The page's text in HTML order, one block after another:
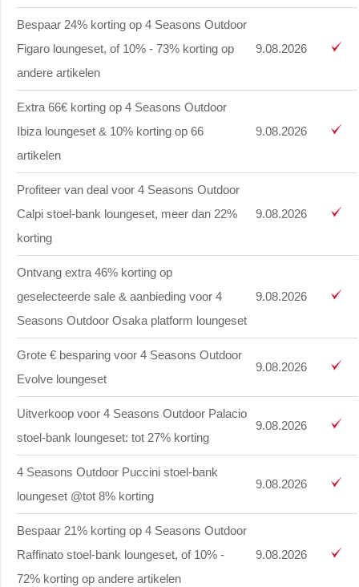
Bespaar 24% korting op 4 Seasons Outdoor
Figaro loungeset, of 10% - 73% korting op
andere artikelen
9.08.2026
Extra 66€ korting op 4 Seasons Outdoor
Ibiza loungeset & 10% korting op 66
artikelen
9.08.2026
Profiteer van deal voor 4 Seasons Outdoor
Calpi stoel-bank loungeset, meer dan 22%
korting
9.08.2026
Ontvang extra 46% korting op
geselecteerde sale & aanbieding voor 4
Seasons Outdoor Osaka platform loungeset
9.08.2026
Grote € besparing voor 4 Seasons Outdoor
Evolve loungeset
9.08.2026
Uitverkoop voor 4 Seasons Outdoor Palacio
stoel-bank loungeset: tot 27% korting
9.08.2026
4 Seasons Outdoor Puccini stoel-bank
loungeset @tot 8% korting
9.08.2026
Bespaar 21% korting op 4 Seasons Outdoor
Raffinato stoel-bank loungeset, of 10% -
72% korting op andere artikelen
9.08.2026